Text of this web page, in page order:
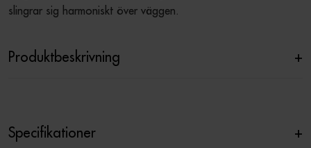
slingrar sig harmoniskt över väggen.
Produktbeskrivning +
Specifikationer +